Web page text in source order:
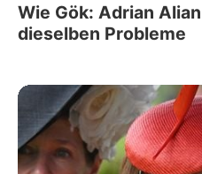
Wie Gök: Adrian
dieselben Probleme